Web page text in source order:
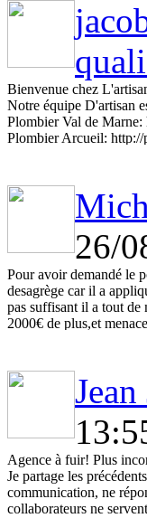
Bienvenue chez
Notre équipe D'artisan
Plombier Val de Marne:
Plombier Arcueil: http://
Installation Douche
#Débouchage_évier
#Débouchage_Lavabo
#Installation_Sanitaire
#Installation_douche.
#Robinetterie
26/
Pour avoir demandé le
desagrège car il a
pas suffisant il a tout de
2000€ de plus,et
Jean
Agence à fuir! Plus
Je partage les
communication, ne
collaborateurs ne